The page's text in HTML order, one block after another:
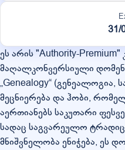
31/
ეს არის "Authority-
მაღალკონვერსიული
„Genealogy“
მეცნიერება და ჰობი,
აერთიანებს საკუთარი
სადაც საგვარეულო
მნიშვნელობა ენიჭება, ეს